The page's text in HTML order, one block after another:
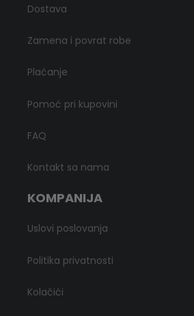
Dostava
Zamena i povrat robe
Plaćanje
Pomoć pri kupovini
FAQ
Kontakt sa nama
KOMPANIJA
Uslovi poslovanja
Politika privatnosti
Kolačići